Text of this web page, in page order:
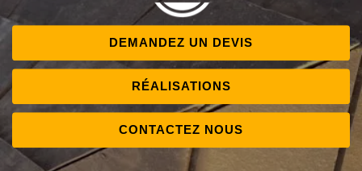
DEMANDEZ UN DEVIS
RÉALISATIONS
CONTACTEZ NOUS